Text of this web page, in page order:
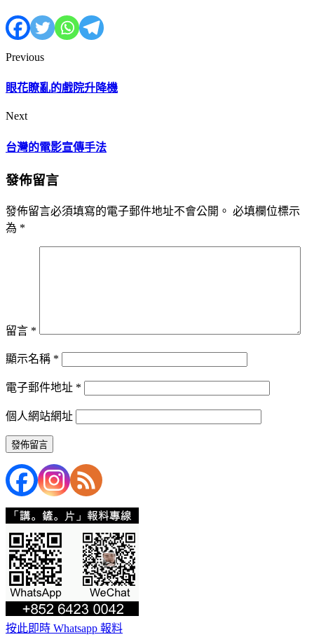
Previous
眼花瞭亂的戲院升降機
Next
台灣的電影宣傳手法
發佈留言
發佈留言必須填寫的電子郵件地址不會公開。 必填欄位標示
為 *
留言 *
顯示名稱 *
電子郵件地址 *
個人網站網址
按此即時 Whatsapp 報料